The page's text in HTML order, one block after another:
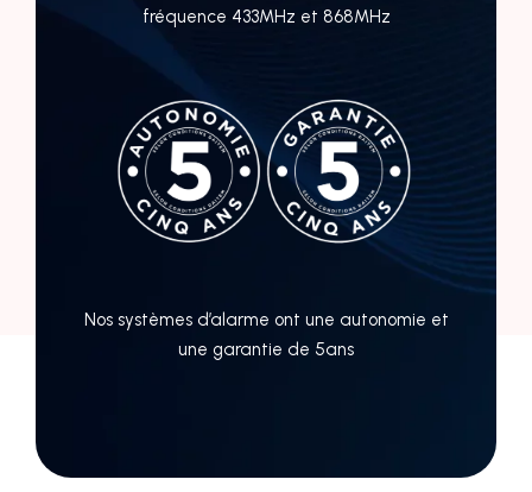
fréquence 433MHz et 868MHz
Nos systèmes d’alarme ont une autonomie et
une garantie de 5ans